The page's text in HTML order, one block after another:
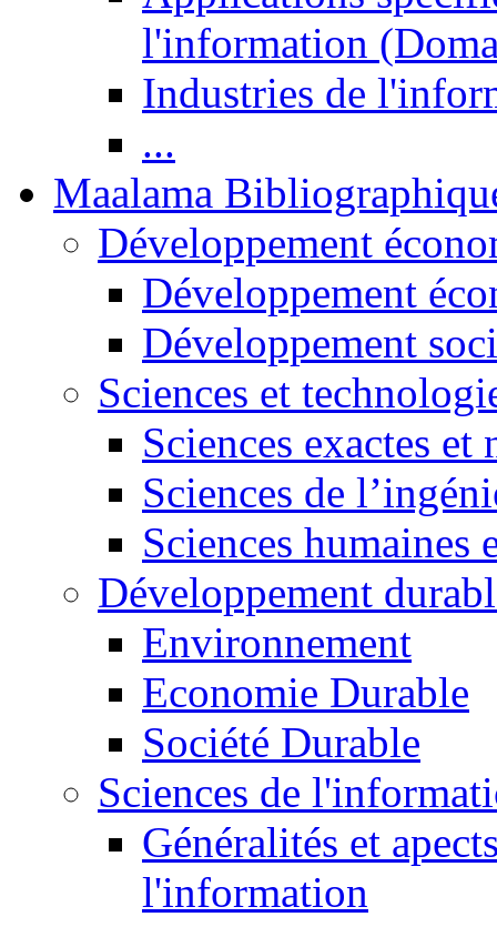
l'information
Industries de
...
Maalama
Développement
Développement
Développement
Sciences et
Sciences exactes et
Sciences de
Sciences humaines
Développement
Environnement
Economie Durable
Société Durable
Sciences de
Généralités et
l'information